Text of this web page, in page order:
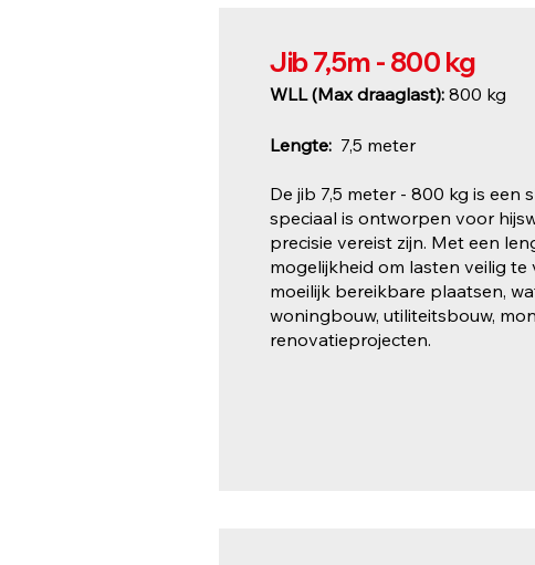
Jib 7,5m - 800 kg
WLL (Max draaglast): 800 kg
Lengte: 7,5 meter
De jib 7,5 meter - 800 kg is
speciaal is ontworpen voor
precisie vereist zijn. Met een
mogelijkheid om lasten veilig
moeilijk bereikbare plaatsen,
woningbouw, utiliteitsbouw,
renovatieprojecten.